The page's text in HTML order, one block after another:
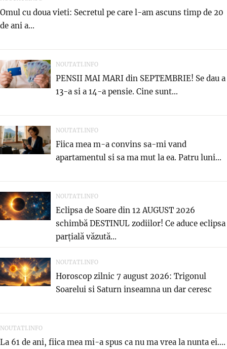
Omul cu doua vieti: Secretul pe care l-am ascuns timp de 20
de ani a...
NOUTATI.INFO
PENSII MAI MARI din SEPTEMBRIE! Se dau a
13-a si a 14-a pensie. Cine sunt...
NOUTATI.INFO
Fiica mea m-a convins sa-mi vand
apartamentul si sa ma mut la ea. Patru luni...
NOUTATI.INFO
Eclipsa de Soare din 12 AUGUST 2026
schimbă DESTINUL zodiilor! Ce aduce eclipsa
parțială văzută...
NOUTATI.INFO
Horoscop zilnic 7 august 2026: Trigonul
Soarelui si Saturn inseamna un dar ceresc
NOUTATI.INFO
La 61 de ani, fiica mea mi-a spus ca nu ma vrea la nunta ei....